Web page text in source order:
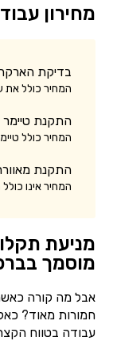
מחירון
בדיקת
המחיר כולל את
התקנת טיימר
המחיר כולל
התקנת
המחיר אינו
מניעת
מוסמך
אבל מה קורה
חמורות מאוד?
עבודה בטווח